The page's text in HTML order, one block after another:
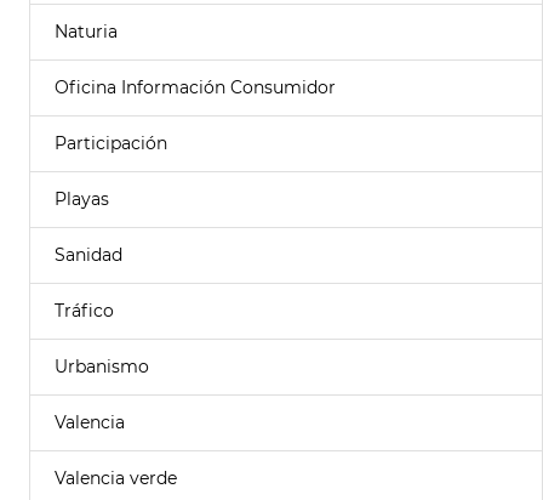
Naturia
Oficina Información Consumidor
Participación
Playas
Sanidad
Tráfico
Urbanismo
Valencia
Valencia verde